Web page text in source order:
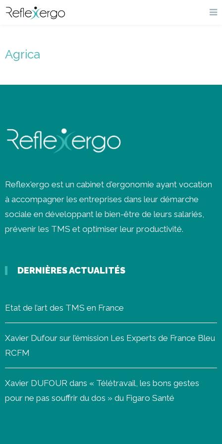
Agrica
Reflex'ergo est un cabinet d'ergonomie ayant vocation
à accompagner les entreprises dans leur démarche
sociale en développant le bien-être de leurs salariés,
prévenir les TMS et optimiser leur productivité.
DERNIÈRES ACTUALITÉS
Etat de l’art des TMS en France
Xavier Dufour sur l’émission Les Experts de France Bleu
RCFM
Xavier DUFOUR dans « Télétravail, les bons gestes
pour ne pas souffrir du dos » du Figaro Santé